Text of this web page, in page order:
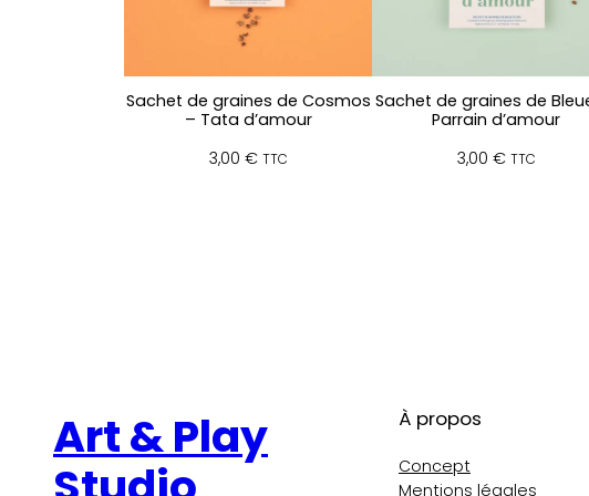
Sachet de graines de Cosmos
– Tata d’amour
3,00 € TTC
Sachet de graines de
Parrain d’amour
3,00 € TTC
Art & Play
À propos
Concept
Mentions légales